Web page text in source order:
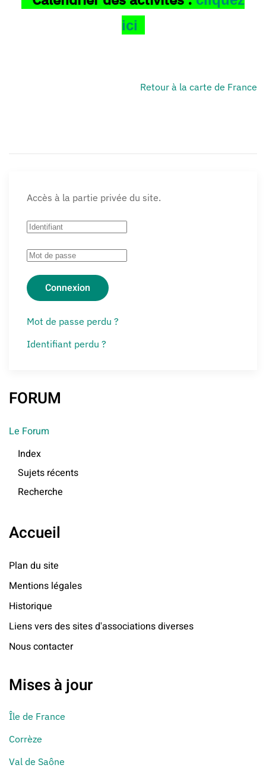
ici
Retour à la carte de France
Accès à la partie privée du site.
Connexion
Mot de passe perdu ?
Identifiant perdu ?
FORUM
Le Forum
Index
Sujets récents
Recherche
Accueil
Plan du site
Mentions légales
Historique
Liens vers des sites d'associations diverses
Nous contacter
Mises à jour
Île de France
Corrèze
Val de Saône